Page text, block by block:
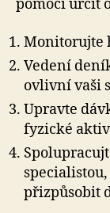
pomoci určit
Monitorujte
Vedení
ovlivní vaši
Upravte
fyzické
přizpůsobit